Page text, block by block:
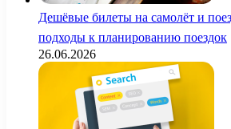
Дешёвые билеты на самолёт и
подходы к планированию поездок
26.06.2026